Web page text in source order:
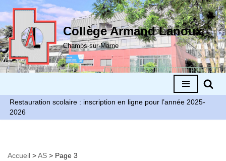
Aller
au
contenu
Collège Armand Lanoux
Champs-sur-Marne
Restauration scolaire : inscription en ligne pour l’année 2025-
2026
Accueil >AS > Page 3